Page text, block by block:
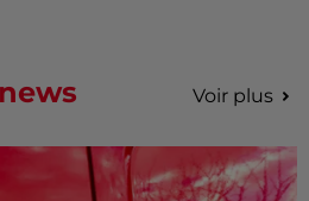
Voir plus